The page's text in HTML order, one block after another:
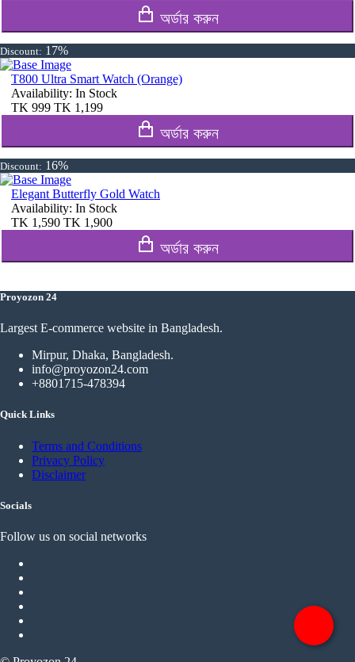
অর্ডার করুন
Discount: 17%
T800 Ultra Smart Watch (Orange)
Availability: In Stock
TK 999 TK 1,199
অর্ডার করুন
Discount: 16%
Elegant Butterfly Gold Watch
Availability: In Stock
TK 1,590 TK 1,900
অর্ডার করুন
Proyozon 24
Largest E-commerce website in Bangladesh.
Mirpur, Dhaka, Bangladesh.
info@proyozon24.com
+8801715-478394
Quick Links
Terms and Conditions
Privacy Policy
Disclaimer
Socials
Follow us on social networks